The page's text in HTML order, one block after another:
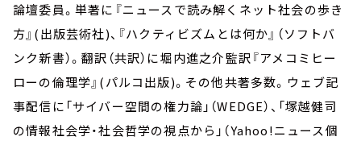
論壇委員。単著に『ニュースで読み解くネット社会の歩き
方』(出版芸術社)、『ハクティビズムとは何か』（ソフトバ
ンク新書）。翻訳（共訳）に堀内進之介監訳『アメコミヒー
ローの倫理学』(パルコ出版)。その他共著多数。ウェブ記
事配信に「サイバー空間の権力論」（WEDGE）、「塚越健司
の情報社会学・社会哲学の視点から」（Yahoo!ニュース個